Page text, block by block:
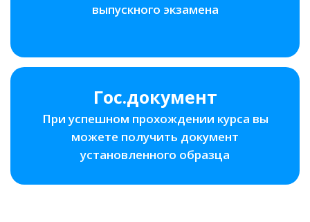
выпускного экзамена
Гос.документ
При успешном прохождении курса вы
можете получить документ
установленного образца